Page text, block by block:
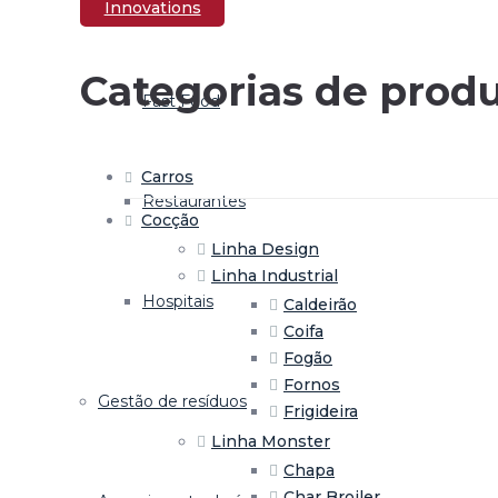
Fast Food
Restaurantes
Hospitais
Gestão de resíduos
Innovations
Categorias de
Carros
Cocção
Linha Design
Linha Industrial
Caldeirão
Coifa
Fogão
Fornos
Frigideira
Linha Monster
Chapa